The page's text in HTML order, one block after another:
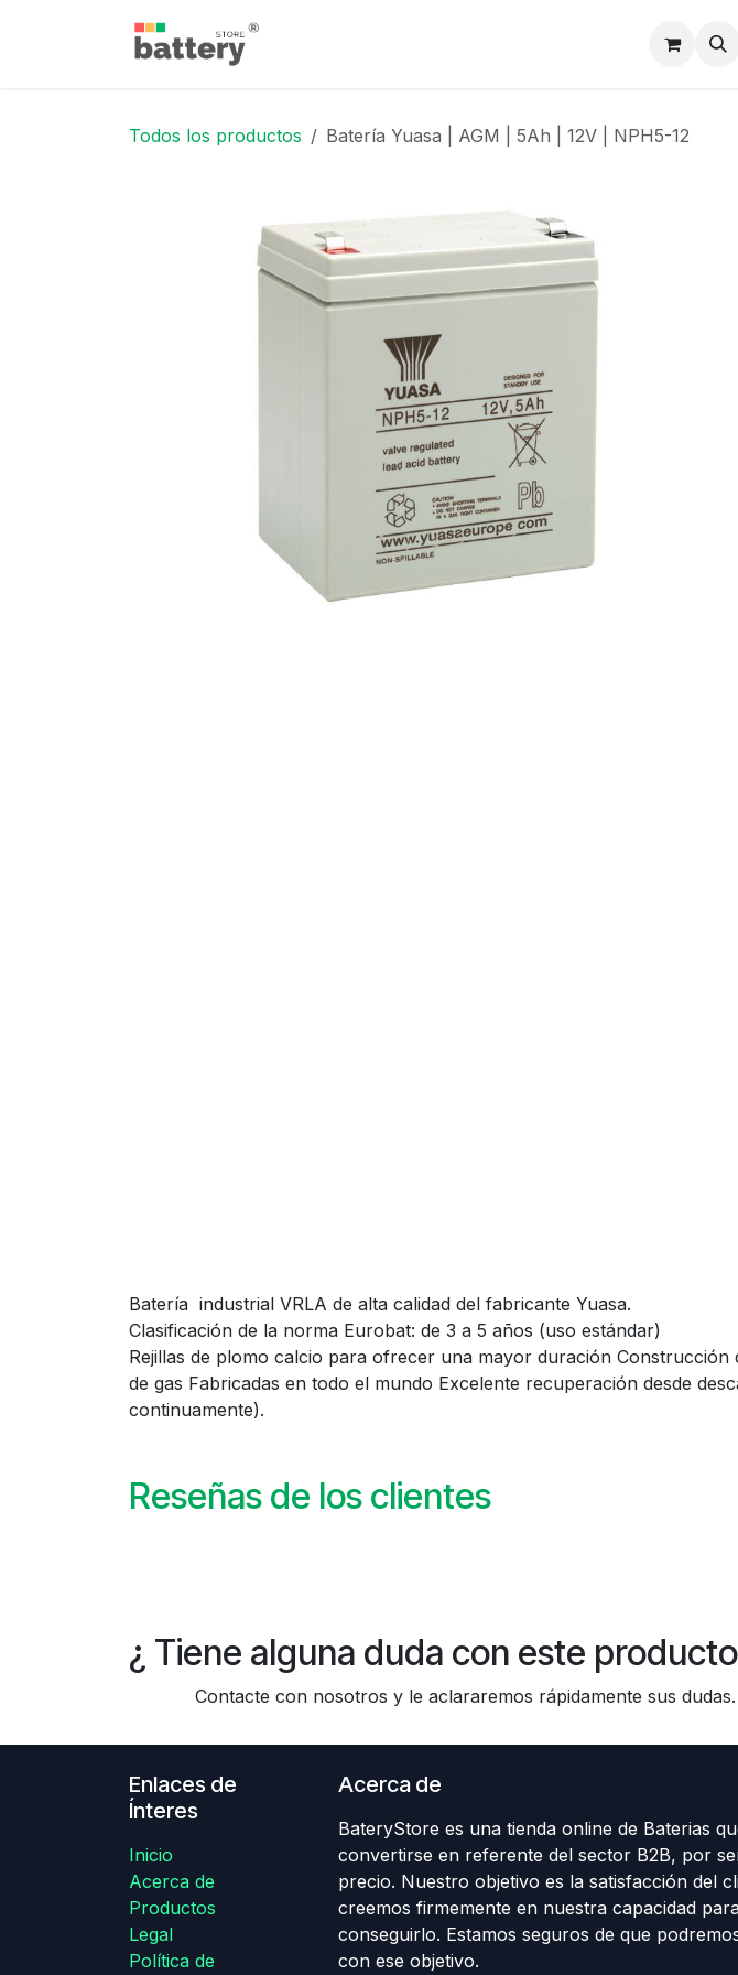
Todos los productos Batería Yuasa | AGM | 5Ah | 12V | NPH5-12
Batería industrial VRLA de alta calidad del fabricante Yuasa.
Clasificación de la norma Eurobat: de 3 a 5 años (uso estándar)
Rejillas de plomo calcio para ofrecer una mayor duración
de gas Fabricadas en todo el mundo Excelente recuperación desde
continuamente).
Reseñas de los clientes
¿ Tiene alguna duda con este
Contacte con nosotros y le aclararemos rápidamente sus dudas.
Enlaces de
Ínteres
Inicio
Acerca de
Productos
Legal
Política de
Acerca de
BateryStore es una tienda online de Baterias
convertirse en referente del sector B2B, por
precio. Nuestro objetivo es la satisfacción del
creemos firmemente en nuestra capacidad
conseguirlo. Estamos seguros de que
con ese objetivo.